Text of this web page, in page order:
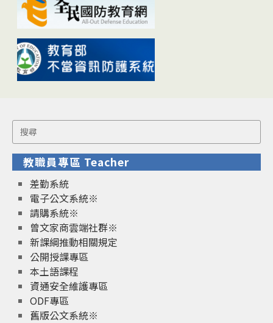
Search
for:
教職員專區 Teacher
差勤系統
電子公文系統※
請購系統※
曾文家商雲端社群※
新課綱推動相關規定
公開授課專區
本土語課程
資通安全維護專區
ODF專區
舊版公文系統※